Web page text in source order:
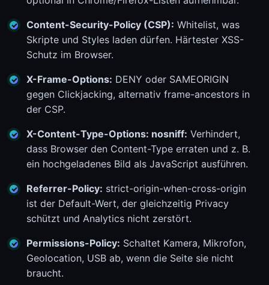
Content-Security-Policy (CSP): Whitelist, was
Skripte und Styles laden dürfen. Härtester XSS-
Schutz im Browser.
X-Frame-Options: DENY oder SAMEORIGIN
gegen Clickjacking, alternativ frame-ancestors in
der CSP.
X-Content-Type-Options: nosniff: Verhindert,
dass Browser den Content-Type erraten und z. B.
ein hochgeladenes Bild als JavaScript ausführen.
Referrer-Policy: strict-origin-when-cross-origin
ist der Default-Wert, der gleichzeitig Privacy
schützt und Analytics nicht zerstört.
Permissions-Policy: Schaltet Kamera, Mikrofon,
Geolocation, USB ab, wenn die Seite sie nicht
braucht.